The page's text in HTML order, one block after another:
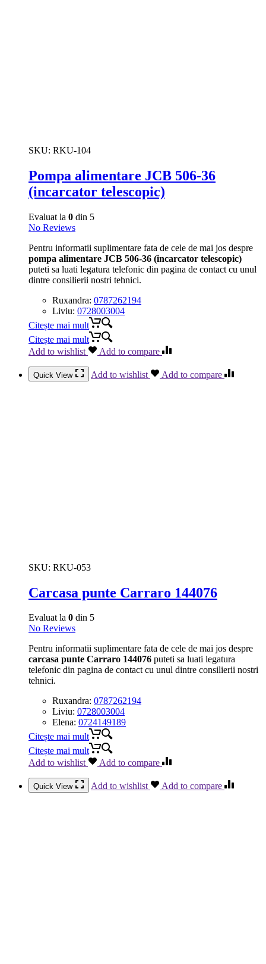
SKU: RKU-104
Pompa alimentare JCB 506-36
(incarcator telescopic)
Evaluat la 0 din 5
No Reviews
Pentru informatii suplimentare fata de cele de mai jos despre
pompa alimentare JCB 506-36 (incarcator telescopic)
puteti sa luati legatura telefonic din pagina de contact cu unul
dintre consilierii nostri tehnici.
Ruxandra: 0787262194
Liviu: 0728003004
Citește mai mult
Citește mai mult
Add to wishlist
Add to compare
Quick View Add to wishlist Add to compare
SKU: RKU-053
Carcasa punte Carraro 144076
Evaluat la 0 din 5
No Reviews
Pentru informatii suplimentare fata de cele de mai jos despre
carcasa punte Carraro 144076 puteti sa luati legatura
telefonic din pagina de contact cu unul dintre consilierii nostri
tehnici.
Ruxandra: 0787262194
Liviu: 0728003004
Elena: 0724149189
Citește mai mult
Citește mai mult
Add to wishlist
Add to compare
Quick View Add to wishlist Add to compare